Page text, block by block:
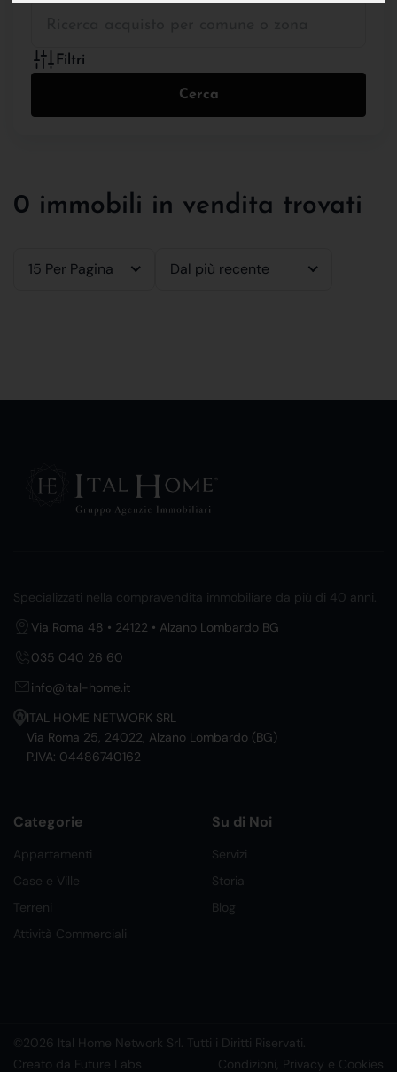
Filtri
Cerca
0 immobili in vendita trovati
15 Per Pagina Dal più recente
Specializzati nella compravendita immobiliare da più di 40 anni.
Via Roma 48 • 24122 • Alzano Lombardo BG
035 040 26 60
info@ital-home.it
ITAL HOME NETWORK SRL
Via Roma 25, 24022, Alzano Lombardo (BG)
P.IVA: 04486740162
Categorie
Appartamenti
Case e Ville
Terreni
Attività Commerciali
Su di Noi
Servizi
Storia
Blog
©2026 Ital Home Network Srl. Tutti i Diritti Riservati.
Creato da Future Labs
Condizioni, Privacy e Cookies